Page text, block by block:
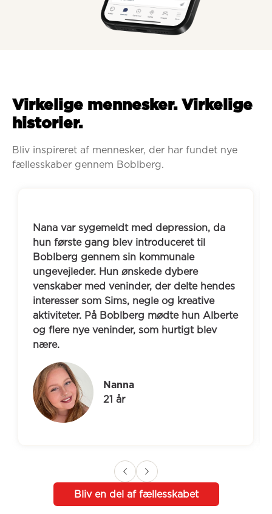
Virkelige mennesker. Virkelige
historier.
Bliv inspireret af mennesker, der har fundet nye
fællesskaber gennem Boblberg.
Nana var sygemeldt med depression, da
hun første gang blev introduceret til
Boblberg gennem sin kommunale
ungevejleder. Hun ønskede dybere
venskaber med veninder, der delte hendes
interesser som Sims, negle og kreative
aktiviteter. På Boblberg mødte hun Alberte
og flere nye veninder, som hurtigt blev
nære.
Nanna
21 år
Bliv en del af fællesskabet